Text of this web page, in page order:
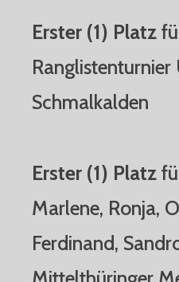
Erster (1) Platz
Ranglistenturnier
Schmalkalden
Erster (1) Platz
Marlene, Ronja,
Ferdinand,